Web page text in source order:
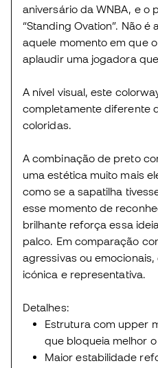
aniversário da WNBA, e o
“Standing Ovation”. Não
aquele momento em que
aplaudir uma jogadora
A nível visual, este
completamente diferente
coloridas.
A combinação de preto
uma estética muito mais
como se a sapatilha
esse momento de
brilhante reforça essa
palco. Em comparação
agressivas ou
icónica e representativa.
Detalhes:
Estrutura com upper
que bloqueia melhor
Maior estabilidade